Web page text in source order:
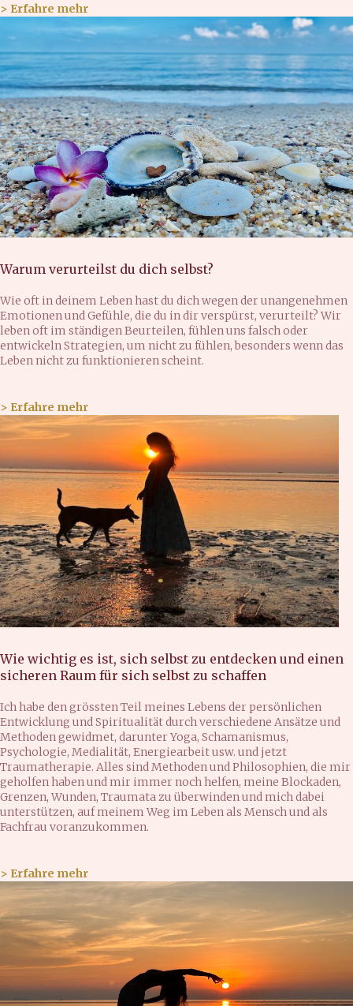
> Erfahre mehr
Warum verurteilst du dich selbst?
Wie oft in deinem Leben hast du dich wegen der unangenehmen
Emotionen und Gefühle, die du in dir verspürst, verurteilt? Wir
leben oft im ständigen Beurteilen, fühlen uns falsch oder
entwickeln Strategien, um nicht zu fühlen, besonders wenn das
Leben nicht zu funktionieren scheint.
> Erfahre mehr
Wie wichtig es ist, sich selbst zu entdecken und einen
sicheren Raum für sich selbst zu schaffen
‍Ich habe den grössten Teil meines Lebens der persönlichen
Entwicklung und Spiritualität durch verschiedene Ansätze und
Methoden gewidmet, darunter Yoga, Schamanismus,
Psychologie, Medialität, Energiearbeit usw. und jetzt
Traumatherapie. Alles sind Methoden und Philosophien, die mir
geholfen haben und mir immer noch helfen, meine Blockaden,
Grenzen, Wunden, Traumata zu überwinden und mich dabei
unterstützen, auf meinem Weg im Leben als Mensch und als
Fachfrau voranzukommen.
> Erfahre mehr